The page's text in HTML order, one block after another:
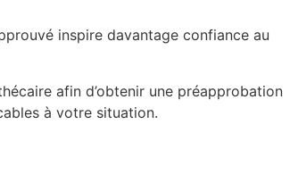
inspire davantage confiance au
afin d’obtenir une préapprobation
à votre situation.